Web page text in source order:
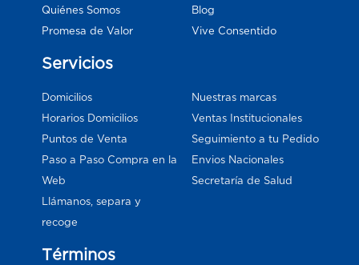
Quiénes Somos
Promesa de Valor
Blog
Vive Consentido
Servicios
Domicilios
Horarios Domicilios
Puntos de Venta
Paso a Paso Compra en la
Web
Llámanos, separa y
recoge
Nuestras marcas
Ventas Institucionales
Seguimiento a tu Pedido
Envios Nacionales
Secretaría de Salud
Términos